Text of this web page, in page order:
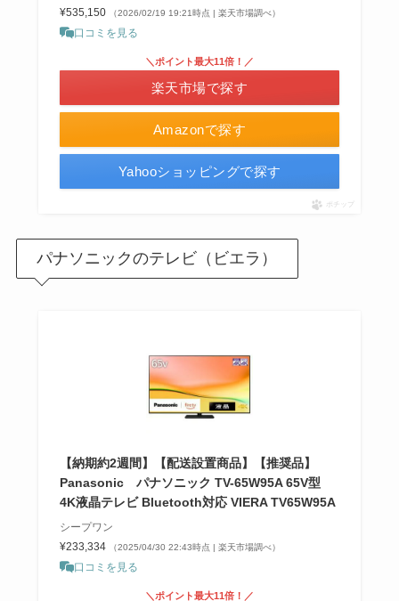
¥535,150
（2026/02/19 19:21時点 | 楽天市場調べ）
口コミを見る
Amazonで探す
＼ポイント最大11倍！／
楽天市場で探す
Yahooショッピングで探す
ポチップ
パナソニックのテレビ（ビエラ）
【納期約2週間】【配送設置商品】【推奨品】
Panasonic パナソニック TV-65W95A 65V型
4K液晶テレビ Bluetooth対応 VIERA TV65W95A
シープワン
¥233,334
（2025/04/30 22:43時点 | 楽天市場調べ）
口コミを見る
＼ポイント最大11倍！／